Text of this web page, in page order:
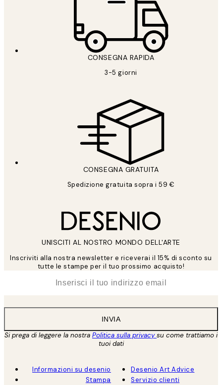
CONSEGNA RAPIDA
3-5 giorni
CONSEGNA GRATUITA
Spedizione gratuita sopra i 59 €
UNISCITI AL NOSTRO MONDO DELL'ARTE
Inscriviti alla nostra newsletter e riceverai il 15% di sconto su
tutte le stampe per il tuo prossimo acquisto!
INVIA
Si prega di leggere la nostra Politica sulla privacysu come trattiamo i
tuoi dati
Informazioni su desenio
Stampa
Desenio Art Advice
Servizio clienti